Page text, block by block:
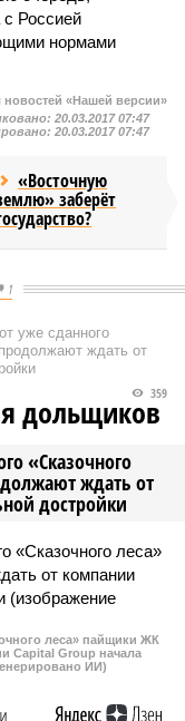
с Россией
нормами
новостей «Нашей версии»
20.03.2017 07:47
20.03.2017 07:47
«Восточную
заберёт
1
уже сданного
ждать от
«Сказочного
ждать от
достройки
359
дольщиков
леса» пайщики ЖК
Capital Group начала
ИИ)